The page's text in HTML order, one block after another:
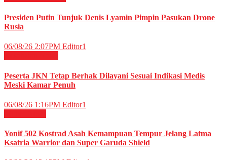
Presiden Putin Tunjuk Denis Lyamin Pimpin Pasukan Drone
Rusia
06/08/26 2:07PM Editor1
Peserta JKN Tetap Berhak Dilayani Sesuai Indikasi Medis
Meski Kamar Penuh
06/08/26 1:16PM Editor1
Yonif 502 Kostrad Asah Kemampuan Tempur Jelang Latma
Ksatria Warrior dan Super Garuda Shield